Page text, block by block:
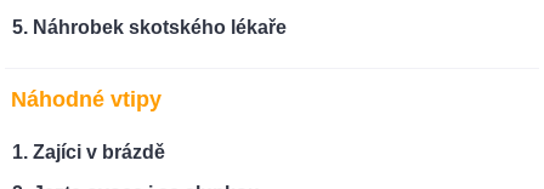
Náhrobek skotského lékaře
Náhodné vtipy
Zajíci v brázdě